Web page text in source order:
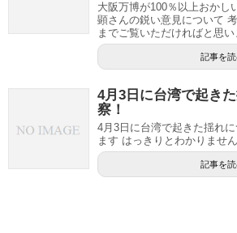
大阪万博が100％以上おかし
顕さんの鋭い意見について
までご覧いただければと思
記事を
4月3日に台湾で起き
察！
4月3日に台湾で起きた揺れ
ます はっきりとわかりま
記事を